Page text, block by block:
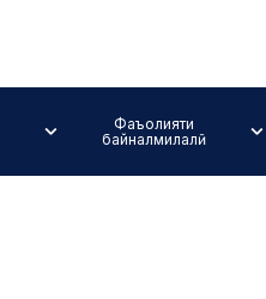
Фаъолияти
байналмилалӣ